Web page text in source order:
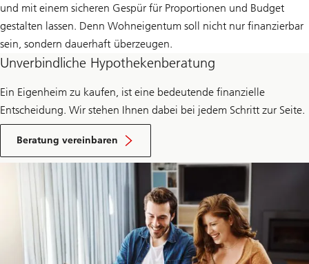
und mit einem sicheren Gespür für Proportionen und Budget
gestalten lassen. Denn Wohneigentum soll nicht nur finanzierbar
sein, sondern dauerhaft überzeugen.
Unverbindliche Hypothekenberatung
Ein Eigenheim zu kaufen, ist eine bedeutende finanzielle
Entscheidung. Wir stehen Ihnen dabei bei jedem Schritt zur Seite.
Beratung vereinbaren